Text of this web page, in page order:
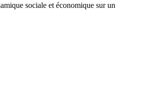
sociale et économique sur un